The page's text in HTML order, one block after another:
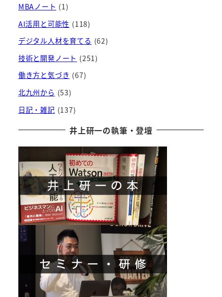
ブ
MBAノート (1)
AI活用と可能性 (118)
デジタル人材を育てる (62)
技術と開発ノート (251)
働き方と気づき (67)
北九州から (53)
日記・雑記 (137)
井上研一の執筆・登壇